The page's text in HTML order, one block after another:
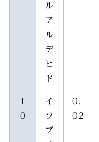
ル
ア
ル
デ
ヒ
ド
1
0
イ
ソ
ブ
0.
02